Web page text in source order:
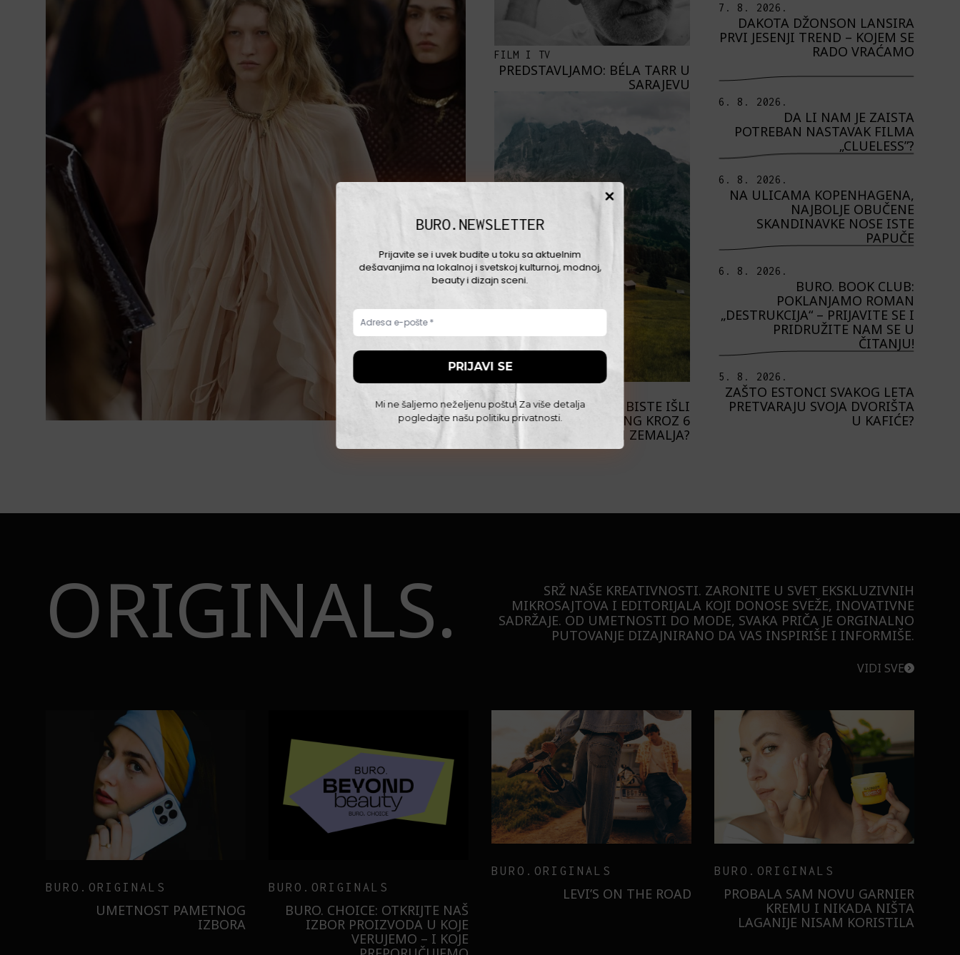
FILM I TV
PREDSTAVLJAMO: BÉLA TARR U
SARAJEVU
PUTOVANJA
WOLF TRAIL: DA LI BISTE IŠLI
NA HAJKING KROZ 6
EVROPSKIH ZEMALJA?
7. 8. 2026.
DAKOTA DŽONSON LANSIRA
PRVI JESENJI TREND – KOJEM SE
RADO VRAĆAMO
6. 8. 2026.
DA LI NAM JE ZAISTA
POTREBAN NASTAVAK FILMA
„CLUELESS”?
6. 8. 2026.
NA ULICAMA KOPENHAGENA,
NAJBOLJE OBUČENE
SKANDINAVKE NOSE ISTE
PAPUČE
6. 8. 2026.
BURO. BOOK CLUB:
POKLANJAMO ROMAN
„DESTRUKCIJA“ – PRIJAVITE SE I
PRIDRUŽITE NAM SE U
ČITANJU!
5. 8. 2026.
ZAŠTO ESTONCI SVAKOG LETA
PRETVARAJU SVOJA DVORIŠTA
U KAFIĆE?
ORIGINALS.
SRŽ NAŠE KREATIVNOSTI. ZARONITE U SVET EKSKLUZIVNIH
MIKROSAJTOVA I EDITORIJALA KOJI DONOSE SVEŽE, INOVATIVNE
SADRŽAJE. OD UMETNOSTI DO MODE, SVAKA PRIČA JE ORGINALNO
PUTOVANJE DIZAJNIRANO DA VAS INSPIRIŠE I INFORMIŠE.
VIDI SVE
ZNATE LI ŠTA JE
SORBETIZACIJA? OTKRIJTE
TAJNU LAGANE NEGE KOŽE
INSAJDER
BILI SMO U NOVOJ MONA
RADNJI U GALERIJI – I
STILIZOVALI NAJPOŽELJNIJU
TECHNOLOGY
MESEC DANA SMO KORISTILI
BURO.ORIGINALS
KAKO NAM ŠMINKA POMAŽE
DA POKAŽEMO SVOJE
BURO.NEWSLETTER
Prijavite se i uvek budite u toku sa aktuelnim
dešavanjima na lokalnoj i svetskoj kulturnoj, modnoj,
beauty i dizajn sceni.
Mi ne šaljemo neželjenu poštu! Za više detalja
pogledajte našu politiku privatnosti.